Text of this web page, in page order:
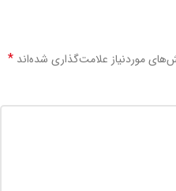
موردنیاز علامت‌گذاری شده‌اند *